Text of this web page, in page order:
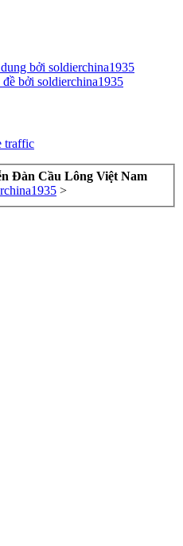
bởi soldierchina1935
bởi soldierchina1935
traffic
Đàn Cầu Lông Việt Nam
>